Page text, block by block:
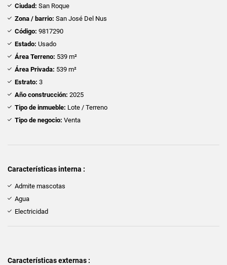
Ciudad: San Roque
Zona / barrio: San José Del Nus
Código: 9817290
Estado: Usado
Área Terreno: 539 m²
Área Privada: 539 m²
Estrato: 3
Año construcción: 2025
Tipo de inmueble: Lote / Terreno
Tipo de negocio: Venta
Características interna :
Admite mascotas
Agua
Electricidad
Características externas :